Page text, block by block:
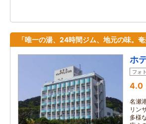
「唯一の湯、24時間ジム、地元の味。
ホ
フォ
4.0
名瀬
リン
多様